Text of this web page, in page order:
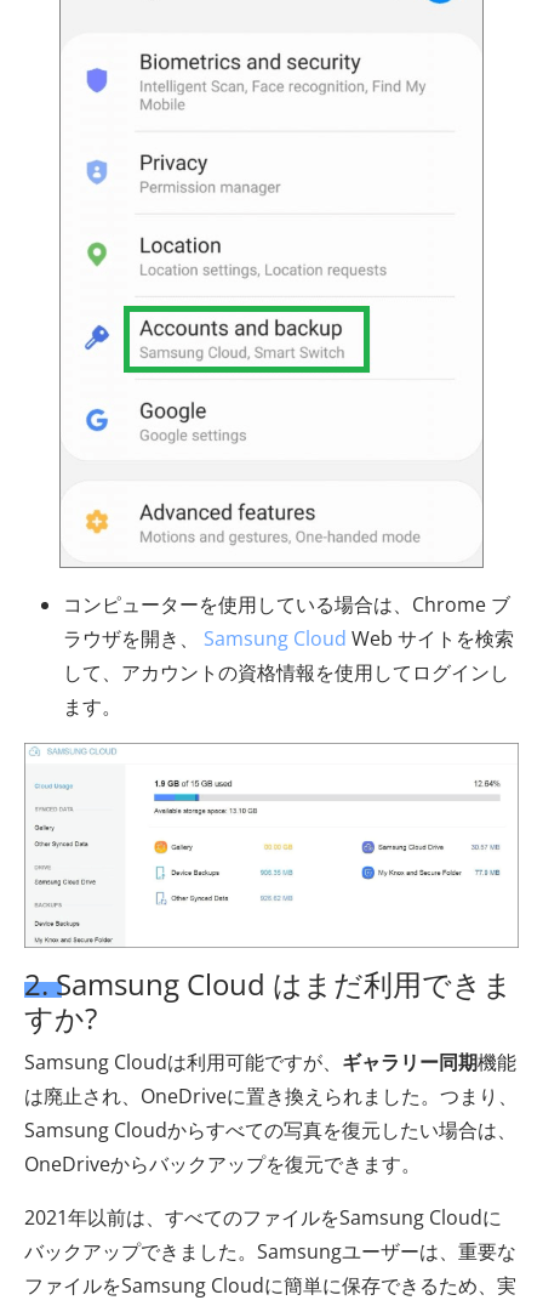
コンピューターを使用している場合は、Chrome ブ
ラウザを開き、 Samsung Cloud Web サイトを検索
して、アカウントの資格情報を使用してログインし
ます。
2. Samsung Cloud はまだ利用できま
すか?
Samsung Cloudは利用可能ですが、 ギャラリー同期機能
は廃止され、OneDriveに置き換えられました。つまり、
Samsung Cloudからすべての写真を復元したい場合は、
OneDriveからバックアップを復元できます。
2021年以前は、すべてのファイルをSamsung Cloudに
バックアップできました。Samsungユーザーは、重要な
ファイルをSamsung Cloudに簡単に保存できるため、実